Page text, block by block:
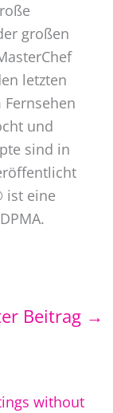
großen
letzten
und
sind in
ist eine
Beitrag →
without